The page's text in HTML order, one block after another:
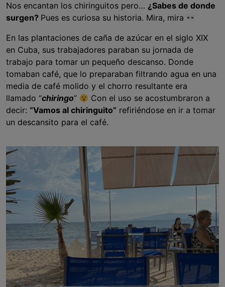
Nos encantan los chiringuitos pero… ¿Sabes de donde
surgen? Pues es curiosa su historia. Mira, mira
En las plantaciones de caña de azúcar en el siglo XIX
en Cuba, sus trabajadores paraban su jornada de
trabajo para tomar un pequeño descanso. Donde
tomaban café, que lo preparaban filtrando agua en una
media de café molido y el chorro resultante era
llamado “chiringo”
Con el uso se acostumbraron a
decir: “Vamos al chiringuito” refiriéndose en ir a tomar
un descansito para el café.